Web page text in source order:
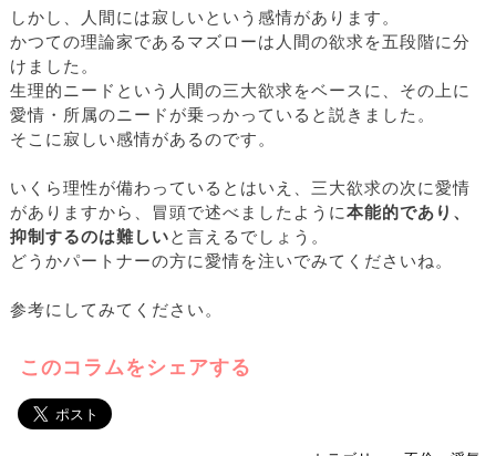
しかし、人間には寂しいという感情があります。
かつての理論家であるマズローは人間の欲求を五段階に分
けました。
生理的ニードという人間の三大欲求をベースに、その上に
愛情・所属のニードが乗っかっていると説きました。
そこに寂しい感情があるのです。
いくら理性が備わっているとはいえ、三大欲求の次に愛情
がありますから、冒頭で述べましたように本能的であり、
抑制するのは難しいと言えるでしょう。
どうかパートナーの方に愛情を注いでみてくださいね。
参考にしてみてください。
このコラムをシェアする